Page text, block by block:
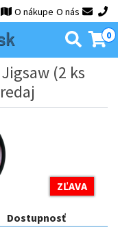
O nákupe O nás
0
(2 ks
ZĽAVA
Dostupnosť